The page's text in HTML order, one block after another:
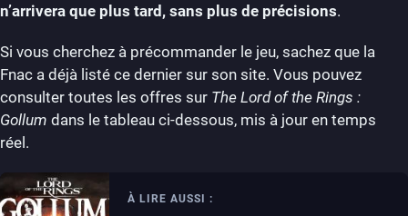
n’arrivera que plus tard, sans plus de précisions.
Si vous cherchez à précommander le jeu, sachez que la
Fnac a déjà listé ce dernier sur son site. Vous pouvez
consulter toutes les offres sur The Lord of the Rings :
Gollum dans le tableau ci-dessous, mis à jour en temps
réel.
À LIRE AUSSI :